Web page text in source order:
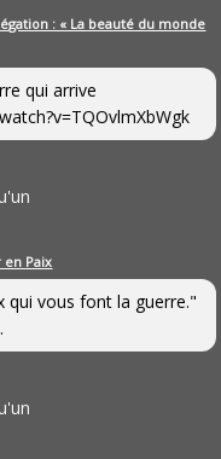
: « La beauté du monde
qui arrive
en Paix
qui vous font la guerre."